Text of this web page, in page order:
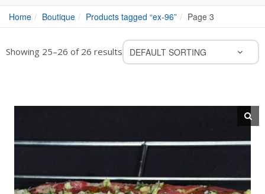
Home Boutique Products tagged “ex-96” Page 3
Showing 25–26 of 26 results